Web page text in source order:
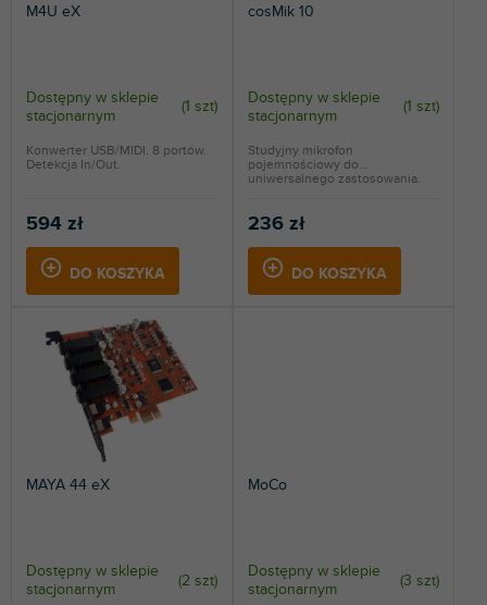
M4U eX
Dostępny w sklepie
stacjonarnym
(1 szt)
594 zł
DO KOSZYKA
Konwerter USB/MIDI. 8 portów.
Detekcja In/Out.
cosMik 10
Dostępny w sklepie
stacjonarnym
(1 szt)
236 zł
DO KOSZYKA
Studyjny mikrofon
pojemnościowy do
uniwersalnego zastosowania.
MAYA 44 eX
Dostępny w sklepie
stacjonarnym
(2 szt)
MoCo
Dostępny w sklepie
stacjonarnym
(3 szt)